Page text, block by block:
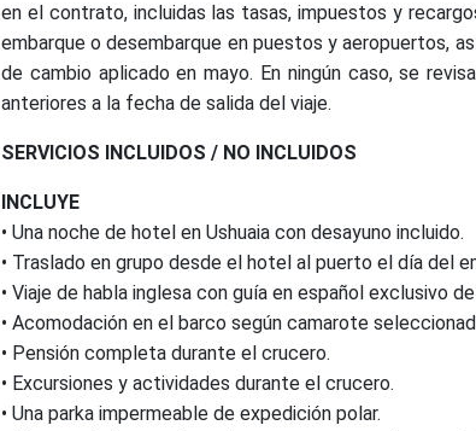
en el contrato, incluidas las tasas, impuestos y
embarque o desembarque en puestos y aeropuertos,
de cambio aplicado en mayo. En ningún caso, se
anteriores a la fecha de salida del viaje.
SERVICIOS INCLUIDOS / NO INCLUIDOS
INCLUYE
• Una noche de hotel en Ushuaia con desayuno incluido.
• Traslado en grupo desde el hotel al puerto el día del
• Viaje de habla inglesa con guía en español exclusivo
• Acomodación en el barco según camarote
• Pensión completa durante el crucero.
• Excursiones y actividades durante el crucero.
• Una parka impermeable de expedición polar.